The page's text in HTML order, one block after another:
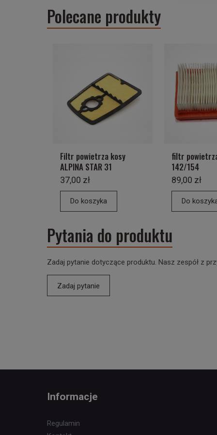
Polecane produkty
Filtr powietrza kosy
ALPINA STAR 31
37,00 zł
Do koszyka
filtr
142/154
89,00 zł
Do
Pytania do produktu
Zadaj pytanie dotyczące produktu. Nasz zespół z
Zadaj pytanie
Informacje
Regulamin